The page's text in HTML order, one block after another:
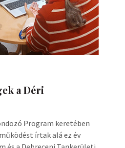
a Déri
Program keretében
írtak alá ez év